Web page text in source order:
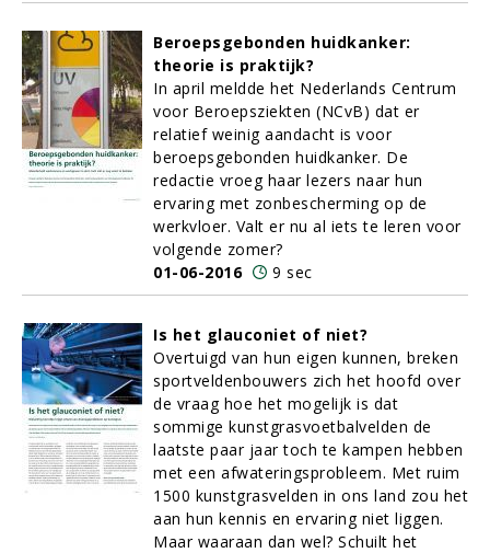
Beroepsgebonden huidkanker:
theorie is praktijk?
In april meldde het Nederlands Centrum
voor Beroepsziekten (NCvB) dat er
relatief weinig aandacht is voor
beroepsgebonden huidkanker. De
redactie vroeg haar lezers naar hun
ervaring met zonbescherming op de
werkvloer. Valt er nu al iets te leren voor
volgende zomer?
01-06-2016
9 sec
Is het glauconiet of niet?
Overtuigd van hun eigen kunnen, breken
sportveldenbouwers zich het hoofd over
de vraag hoe het mogelijk is dat
sommige kunstgrasvoetbalvelden de
laatste paar jaar toch te kampen hebben
met een afwateringsprobleem. Met ruim
1500 kunstgrasvelden in ons land zou het
aan hun kennis en ervaring niet liggen.
Maar waaraan dan wel? Schuilt het